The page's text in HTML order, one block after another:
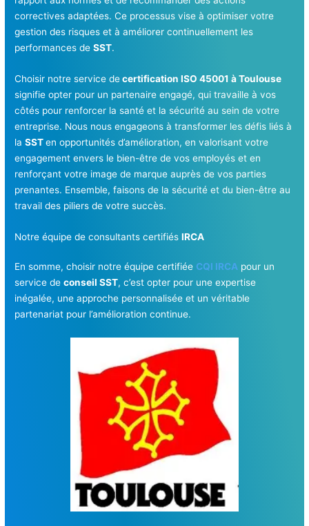
correctives adaptées. Ce processus vise à optimiser votre
gestion des risques et à améliorer continuellement les
performances deSST.
Choisir notre service decertification ISO 45001 à Toulouse
signifie opter pour un partenaire engagé, qui travaille à vos
côtés pour renforcer la santé et la sécurité au sein de votre
entreprise. Nous nous engageons à transformer les défis liés à
laSSTen opportunités d’amélioration, en valorisant votre
engagement envers le bien-être de vos employés et en
renforçant votre image de marque auprès de vos parties
prenantes. Ensemble, faisons de la sécurité et du bien-être au
travail des piliers de votre succès.
Notre équipe de consultants certifiésIRCA
En somme, choisir notre équipe certifiée CQI IRCA pour un
service deconseil SST, c’est opter pour une expertise
inégalée, une approche personnalisée et un véritable
partenariat pour l’amélioration continue.